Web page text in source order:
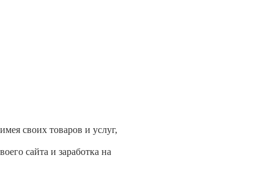
своих товаров и услуг,
сайта и заработка на